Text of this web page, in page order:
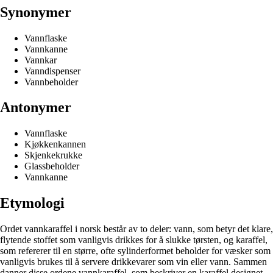
Synonymer
Vannflaske
Vannkanne
Vannkar
Vanndispenser
Vannbeholder
Antonymer
Vannflaske
Kjøkkenkannen
Skjenkekrukke
Glassbeholder
Vannkanne
Etymologi
Ordet vannkaraffel i norsk består av to deler: vann, som betyr det klare,
flytende stoffet som vanligvis drikkes for å slukke tørsten, og karaffel,
som refererer til en større, ofte sylinderformet beholder for væsker som
vanligvis brukes til å servere drikkevarer som vin eller vann. Sammen